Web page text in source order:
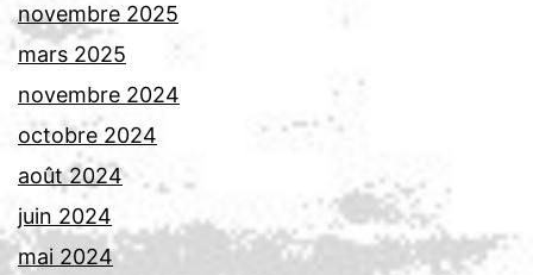
novembre 2025
mars 2025
novembre 2024
octobre 2024
août 2024
juin 2024
mai 2024